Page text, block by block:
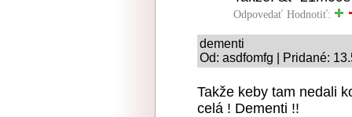
Odpovedať Hodnotiť:
dementi
Od: asdfomfg | Pridané:
Takže keby tam nedali
celá ! Dementi !!